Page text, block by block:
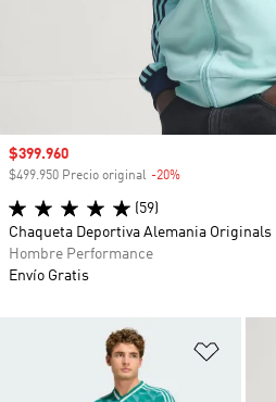
Precio de venta
$399.960
$499.950 Precio original -20%
(59)
Chaqueta Deportiva Alemania Originals
Hombre Performance
Envío Gratis